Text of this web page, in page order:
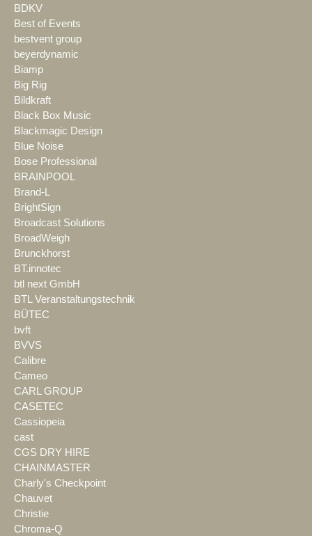
BDKV
Best of Events
bestvent group
beyerdynamic
Biamp
Big Rig
Bildkraft
Black Box Music
Blackmagic Design
Blue Noise
Bose Professional
BRAINPOOL
Brand-L
BrightSign
Broadcast Solutions
BroadWeigh
Brunckhorst
BT.innotec
btl next GmbH
BTL Veranstaltungstechnik
BÜTEC
bvft
BVVS
Calibre
Cameo
CARL GROUP
CASETEC
Cassiopeia
cast
CGS DRY HIRE
CHAINMASTER
Charly's Checkpoint
Chauvet
Christie
Chroma-Q